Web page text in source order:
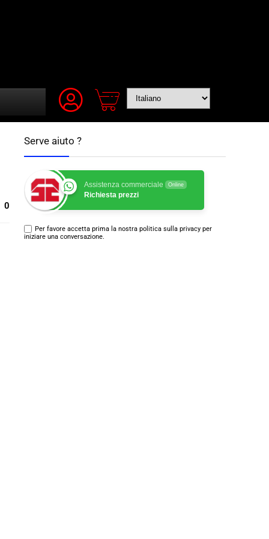
0
Serve aiuto ?
Assistenza commerciale Online
Richiesta prezzi
Per favore accetta prima la nostra politica sulla privacy per
iniziare una conversazione.